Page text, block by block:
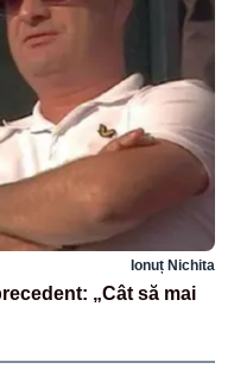
Ionuț Nichita
„Cât să mai